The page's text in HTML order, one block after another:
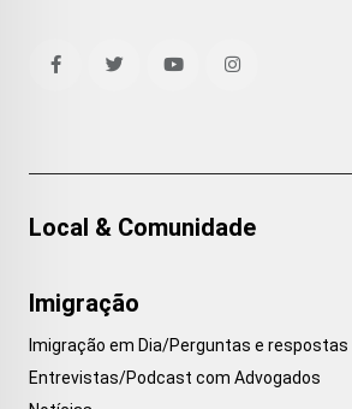
Local & Comunidade
Imigração
Imigração em Dia/Perguntas e respostas
Entrevistas/Podcast com Advogados